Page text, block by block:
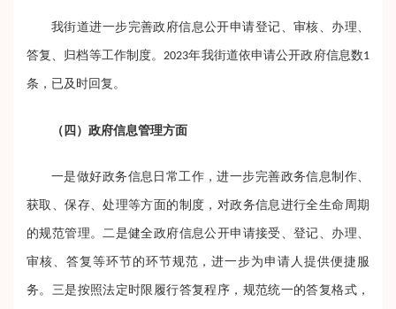
我街道进一步完善政府信息公开申请登记、审核、办理、
答复、归档等工作制度。2023年我街道依申请公开政府信息数1
条，已及时回复。
（四）政府信息管理方面
一是做好政务信息日常工作，进一步完善政务信息制作、
获取、保存、处理等方面的制度，对政务信息进行全生命周期
的规范管理。二是健全政府信息公开申请接受、登记、办理、
审核、答复等环节的环节规范，进一步为申请人提供便捷服
务。三是按照法定时限履行答复程序，规范统一的答复格式，